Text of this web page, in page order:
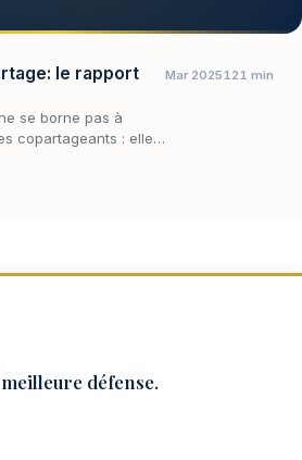
le rapport
se borne pas à
copartageants : elle
Mar 2025121 min
défense.